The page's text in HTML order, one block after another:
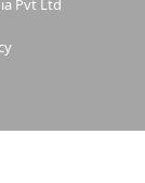
Pvt Ltd